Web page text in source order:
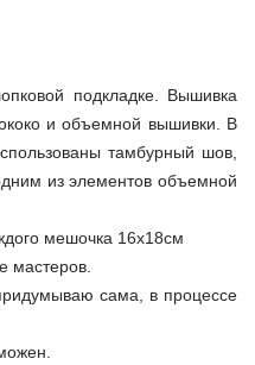
подкладке. Вышивка
и объемной вышивки. В
тамбурный шов,
из элементов объемной
мешочка 16х18см
мастеров.
сама, в процессе